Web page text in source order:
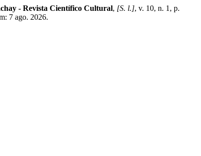
- Revista Científico Cultural, [S. l.], v. 10, n. 1, p.
7 ago. 2026.